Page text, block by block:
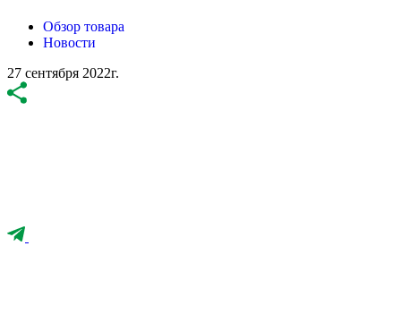
Обзор товара
Новости
27 сентября 2022г.